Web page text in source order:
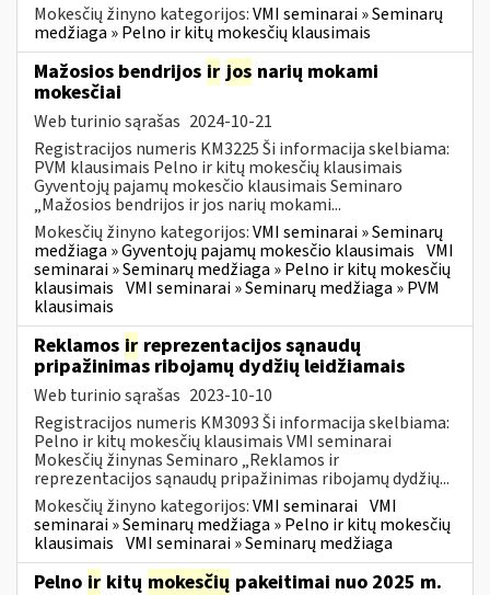
Mokesčių žinyno kategorijos:VMI seminarai » Seminarų
medžiaga » Pelno ir kitų mokesčių klausimais
Mažosios bendrijos ir jos narių mokami
mokesčiai
Web turinio sąrašas 2024-10-21
Registracijos numeris KM3225 Ši informacija skelbiama:
PVM klausimais Pelno ir kitų mokesčių klausimais
Gyventojų pajamų mokesčio klausimais Seminaro
„Mažosios bendrijos ir jos narių mokami...
Mokesčių žinyno kategorijos:VMI seminarai » Seminarų
medžiaga » Gyventojų pajamų mokesčio klausimais VMI
seminarai » Seminarų medžiaga » Pelno ir kitų mokesčių
klausimais VMI seminarai » Seminarų medžiaga » PVM
klausimais
Reklamos ir reprezentacijos sąnaudų
pripažinimas ribojamų dydžių leidžiamais
Web turinio sąrašas 2023-10-10
Registracijos numeris KM3093 Ši informacija skelbiama:
Pelno ir kitų mokesčių klausimais VMI seminarai
Mokesčių žinynas Seminaro „Reklamos ir
reprezentacijos sąnaudų pripažinimas ribojamų dydžių...
Mokesčių žinyno kategorijos:VMI seminarai VMI
seminarai » Seminarų medžiaga » Pelno ir kitų mokesčių
klausimais VMI seminarai » Seminarų medžiaga
Pelno ir kitų mokesčių pakeitimai nuo 2025 m.